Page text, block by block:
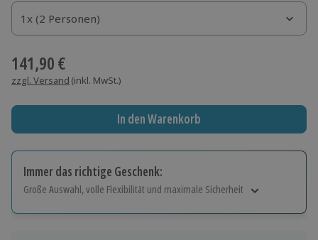
1x (2 Personen)
1x (2 Personen)
1x (2 Personen)
141,90 €
zzgl. Versand (inkl. MwSt.)
In den Warenkorb
Immer das richtige Geschenk:
Große Auswahl, volle Flexibilität und maximale Sicherheit